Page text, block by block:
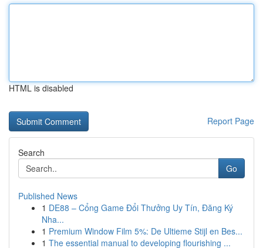
HTML is disabled
Report Page
Search
Go
Published News
1 DE88 – Cổng Game Đổi Thưởng Uy Tín, Đăng Ký
Nha...
1 Premium Window Film 5%: De Ultieme Stijl en Bes...
1 The essential manual to developing flourishing ...